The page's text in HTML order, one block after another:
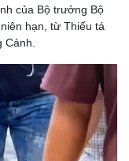
của Bộ trưởng Bộ
hạn, từ Thiếu tá